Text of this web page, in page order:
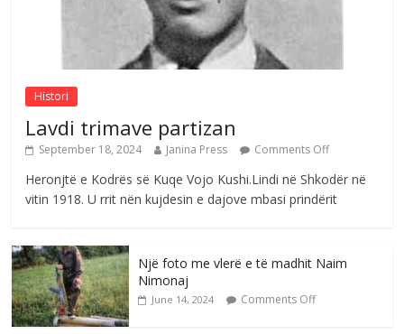
Sulm , pse të dua ty
August 8, 2026 Comments Off
Histori
Lavdi trimave partizan
September 18, 2024 Janina Press Comments Off
Heronjtë e Kodrës së Kuqe Vojo Kushi.Lindi në Shkodër në
vitin 1918. U rrit nën kujdesin e dajove mbasi prindërit
Një foto me vlerë e të madhit Naim
Nimonaj
June 14, 2024 Comments Off